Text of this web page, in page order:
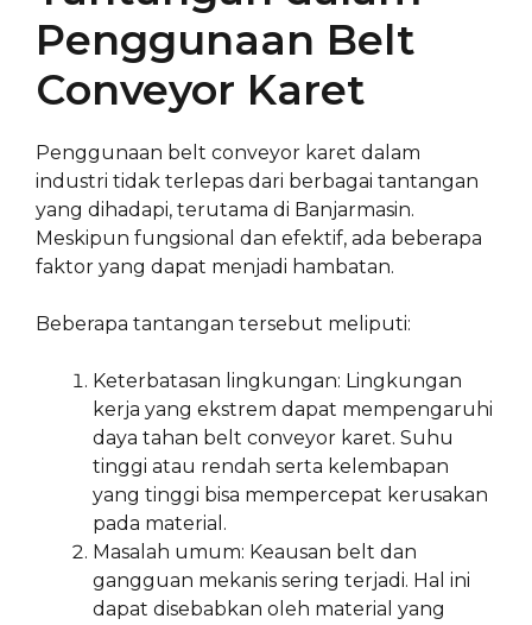
Penggunaan Belt
Conveyor Karet
Penggunaan belt conveyor karet dalam
industri tidak terlepas dari berbagai tantangan
yang dihadapi, terutama di Banjarmasin.
Meskipun fungsional dan efektif, ada beberapa
faktor yang dapat menjadi hambatan.
Beberapa tantangan tersebut meliputi:
Keterbatasan lingkungan: Lingkungan
kerja yang ekstrem dapat mempengaruhi
daya tahan belt conveyor karet. Suhu
tinggi atau rendah serta kelembapan
yang tinggi bisa mempercepat kerusakan
pada material.
Masalah umum: Keausan belt dan
gangguan mekanis sering terjadi. Hal ini
dapat disebabkan oleh material yang